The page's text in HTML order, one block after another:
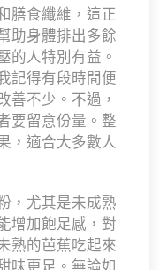
膳食纖維，這正
助身體排出多餘
的人特別有益。
記得有段時間便
善不少。不過，
要留意份量。整
，適合大多數人
，尤其是未成熟
增加飽足感，對
熟的芭蕉吃起來
味更足。無論如